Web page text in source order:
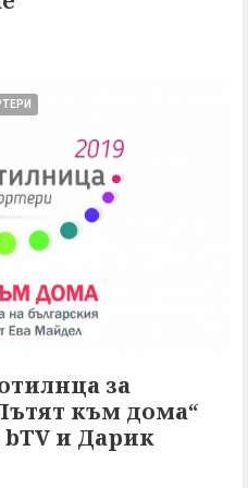
за
към дома“
bTV и Дарик